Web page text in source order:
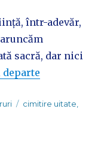
într-adevăr,
sacră, dar nici
departe
Tags
cimitire uitate